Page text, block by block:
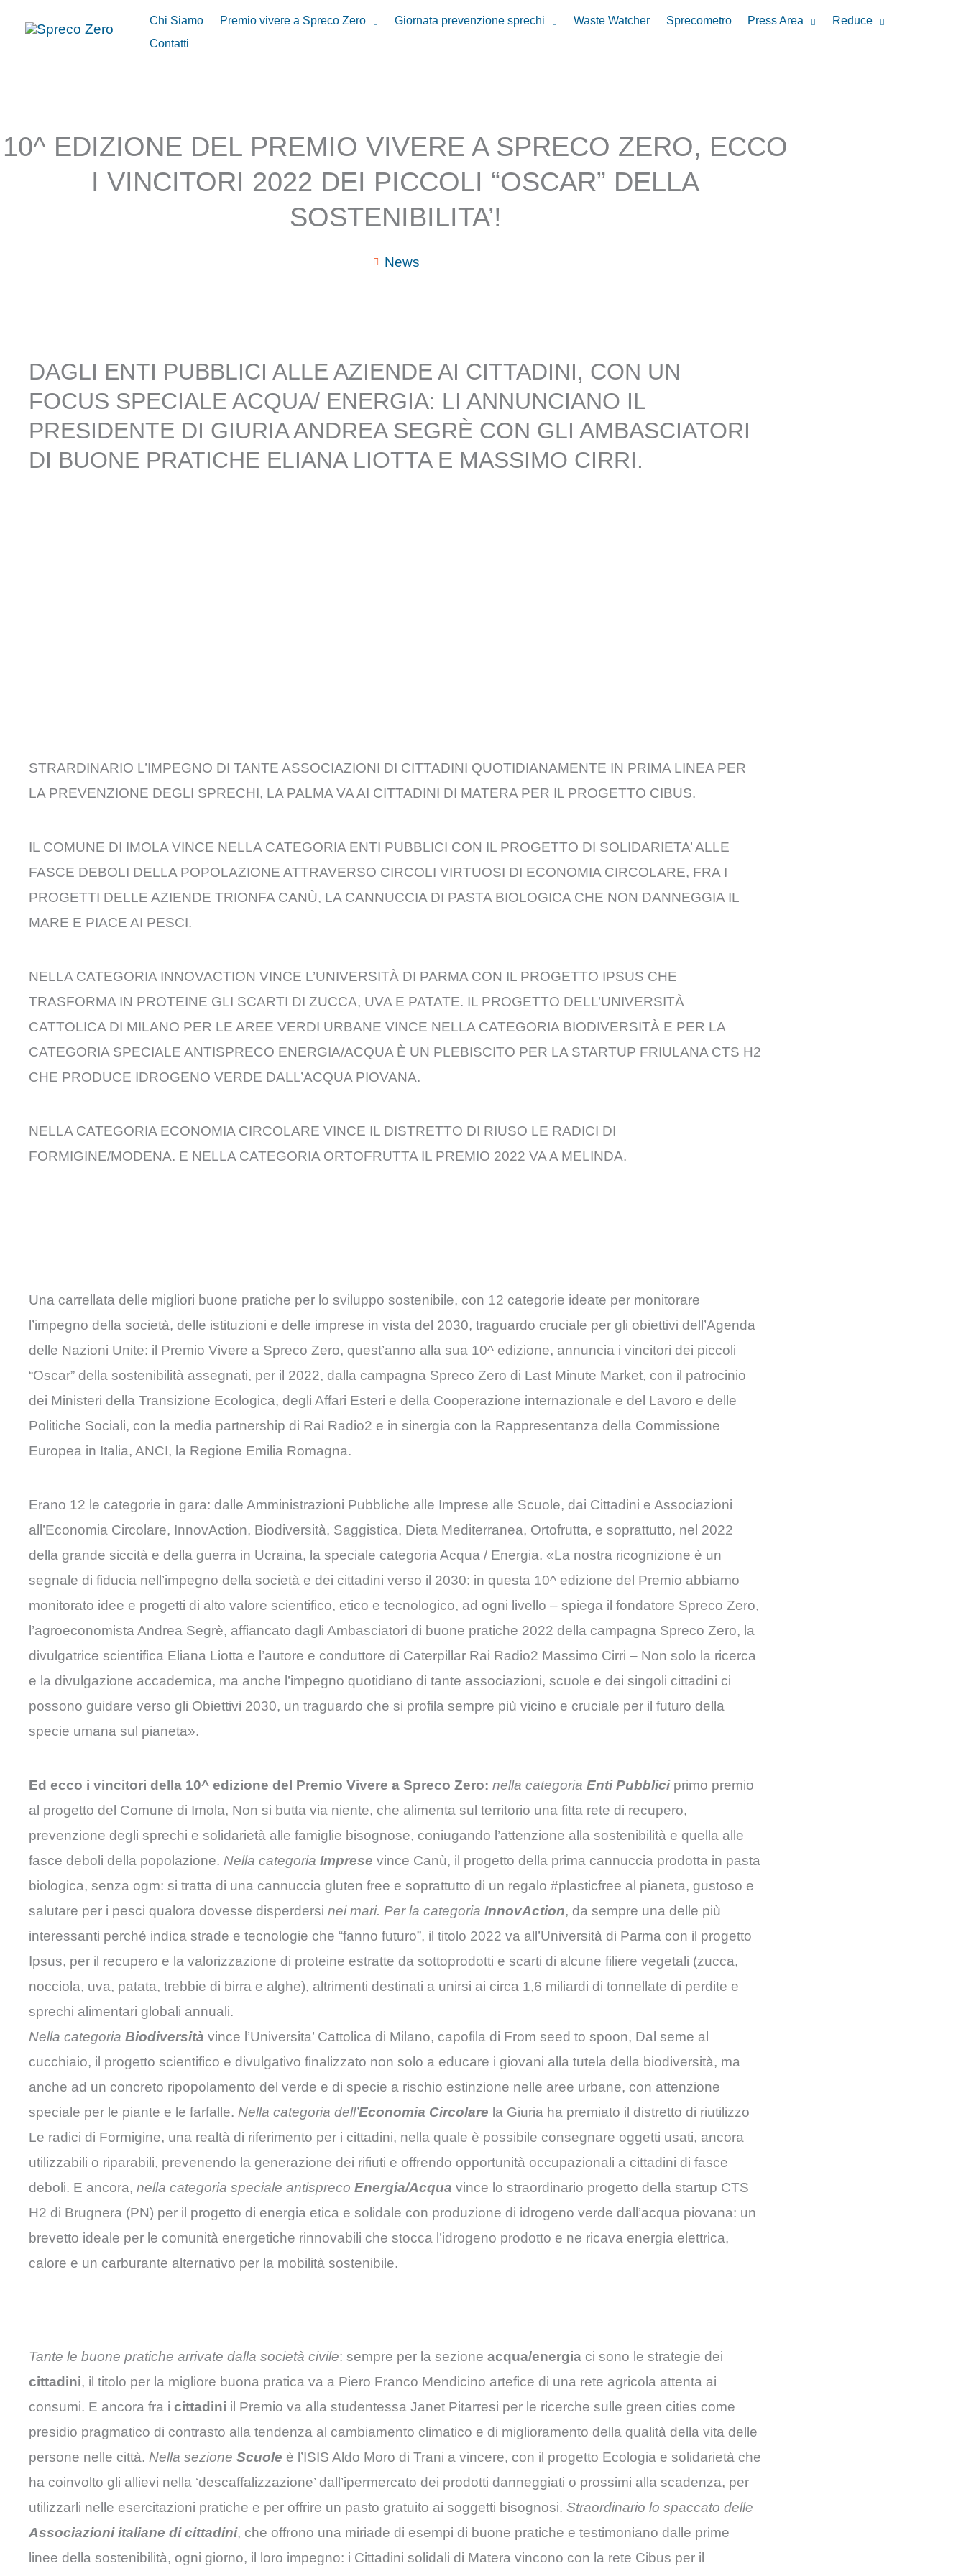
Chi Siamo Premio vivere a Spreco Zero Giornata prevenzione sprechi Waste Watcher Sprecometro Press Area
Reduce
Contatti
10^ EDIZIONE DEL PREMIO VIVERE A SPRECO ZERO, ECCO
I VINCITORI 2022 DEI PICCOLI “OSCAR” DELLA
SOSTENIBILITA’!
News
DAGLI ENTI PUBBLICI ALLE AZIENDE AI CITTADINI, CON UN
FOCUS SPECIALE ACQUA/ ENERGIA: LI ANNUNCIANO IL
PRESIDENTE DI GIURIA ANDREA SEGRÈ CON GLI AMBASCIATORI
DI BUONE PRATICHE ELIANA LIOTTA E MASSIMO CIRRI.
STRARDINARIO L’IMPEGNO DI TANTE ASSOCIAZIONI DI CITTADINI QUOTIDIANAMENTE IN PRIMA LINEA PER
LA PREVENZIONE DEGLI SPRECHI, LA PALMA VA AI CITTADINI DI MATERA PER IL PROGETTO CIBUS.
IL COMUNE DI IMOLA VINCE NELLA CATEGORIA ENTI PUBBLICI CON IL PROGETTO DI SOLIDARIETA’ ALLE
FASCE DEBOLI DELLA POPOLAZIONE ATTRAVERSO CIRCOLI VIRTUOSI DI ECONOMIA CIRCOLARE, FRA I
PROGETTI DELLE AZIENDE TRIONFA CANÙ, LA CANNUCCIA DI PASTA BIOLOGICA CHE NON DANNEGGIA IL
MARE E PIACE AI PESCI.
NELLA CATEGORIA INNOVACTION VINCE L’UNIVERSITÀ DI PARMA CON IL PROGETTO IPSUS CHE
TRASFORMA IN PROTEINE GLI SCARTI DI ZUCCA, UVA E PATATE. IL PROGETTO DELL’UNIVERSITÀ
CATTOLICA DI MILANO PER LE AREE VERDI URBANE VINCE NELLA CATEGORIA BIODIVERSITÀ E PER LA
CATEGORIA SPECIALE ANTISPRECO ENERGIA/ACQUA È UN PLEBISCITO PER LA STARTUP FRIULANA CTS H2
CHE PRODUCE IDROGENO VERDE DALL’ACQUA PIOVANA.
NELLA CATEGORIA ECONOMIA CIRCOLARE VINCE IL DISTRETTO DI RIUSO LE RADICI DI
FORMIGINE/MODENA. E NELLA CATEGORIA ORTOFRUTTA IL PREMIO 2022 VA A MELINDA.
Una carrellata delle migliori buone pratiche per lo sviluppo sostenibile, con 12 categorie ideate per monitorare
l’impegno della società, delle istituzioni e delle imprese in vista del 2030, traguardo cruciale per gli obiettivi dell’Agenda
delle Nazioni Unite: il Premio Vivere a Spreco Zero, quest’anno alla sua 10^ edizione, annuncia i vincitori dei piccoli
“Oscar” della sostenibilità assegnati, per il 2022, dalla campagna Spreco Zero di Last Minute Market, con il patrocinio
dei Ministeri della Transizione Ecologica, degli Affari Esteri e della Cooperazione internazionale e del Lavoro e delle
Politiche Sociali, con la media partnership di Rai Radio2 e in sinergia con la Rappresentanza della Commissione
Europea in Italia, ANCI, la Regione Emilia Romagna.
Erano 12 le categorie in gara: dalle Amministrazioni Pubbliche alle Imprese alle Scuole, dai Cittadini e Associazioni
all’Economia Circolare, InnovAction, Biodiversità, Saggistica, Dieta Mediterranea, Ortofrutta, e soprattutto, nel 2022
della grande siccità e della guerra in Ucraina, la speciale categoria Acqua / Energia. «La nostra ricognizione è un
segnale di fiducia nell’impegno della società e dei cittadini verso il 2030: in questa 10^ edizione del Premio abbiamo
monitorato idee e progetti di alto valore scientifico, etico e tecnologico, ad ogni livello – spiega il fondatore Spreco Zero,
l’agroeconomista Andrea Segrè, affiancato dagli Ambasciatori di buone pratiche 2022 della campagna Spreco Zero, la
divulgatrice scientifica Eliana Liotta e l’autore e conduttore di Caterpillar Rai Radio2 Massimo Cirri – Non solo la ricerca
e la divulgazione accademica, ma anche l’impegno quotidiano di tante associazioni, scuole e dei singoli cittadini ci
possono guidare verso gli Obiettivi 2030, un traguardo che si profila sempre più vicino e cruciale per il futuro della
specie umana sul pianeta».
Ed ecco i vincitori della 10^ edizione del Premio Vivere a Spreco Zero: nella categoria Enti Pubblici primo premio
al progetto del Comune di Imola, Non si butta via niente, che alimenta sul territorio una fitta rete di recupero,
prevenzione degli sprechi e solidarietà alle famiglie bisognose, coniugando l’attenzione alla sostenibilità e quella alle
fasce deboli della popolazione. Nella categoria Imprese vince Canù, il progetto della prima cannuccia prodotta in pasta
biologica, senza ogm: si tratta di una cannuccia gluten free e soprattutto di un regalo #plasticfree al pianeta, gustoso e
salutare per i pesci qualora dovesse disperdersi nei mari. Per la categoria InnovAction, da sempre una delle più
interessanti perché indica strade e tecnologie che “fanno futuro”, il titolo 2022 va all’Università di Parma con il progetto
Ipsus, per il recupero e la valorizzazione di proteine estratte da sottoprodotti e scarti di alcune filiere vegetali (zucca,
nocciola, uva, patata, trebbie di birra e alghe), altrimenti destinati a unirsi ai circa 1,6 miliardi di tonnellate di perdite e
sprechi alimentari globali annuali.
Nella categoria Biodiversità vince l’Universita’ Cattolica di Milano, capofila di From seed to spoon, Dal seme al
cucchiaio, il progetto scientifico e divulgativo finalizzato non solo a educare i giovani alla tutela della biodiversità, ma
anche ad un concreto ripopolamento del verde e di specie a rischio estinzione nelle aree urbane, con attenzione
speciale per le piante e le farfalle. Nella categoria dell’Economia Circolare la Giuria ha premiato il distretto di riutilizzo
Le radici di Formigine, una realtà di riferimento per i cittadini, nella quale è possibile consegnare oggetti usati, ancora
utilizzabili o riparabili, prevenendo la generazione dei rifiuti e offrendo opportunità occupazionali a cittadini di fasce
deboli. E ancora, nella categoria speciale antispreco Energia/Acqua vince lo straordinario progetto della startup CTS
H2 di Brugnera (PN) per il progetto di energia etica e solidale con produzione di idrogeno verde dall’acqua piovana: un
brevetto ideale per le comunità energetiche rinnovabili che stocca l’idrogeno prodotto e ne ricava energia elettrica,
calore e un carburante alternativo per la mobilità sostenibile.
Tante le buone pratiche arrivate dalla società civile: sempre per la sezione acqua/energia ci sono le strategie dei
cittadini, il titolo per la migliore buona pratica va a Piero Franco Mendicino artefice di una rete agricola attenta ai
consumi. E ancora fra i cittadini il Premio va alla studentessa Janet Pitarresi per le ricerche sulle green cities come
presidio pragmatico di contrasto alla tendenza al cambiamento climatico e di miglioramento della qualità della vita delle
persone nelle città. Nella sezione Scuole è l’ISIS Aldo Moro di Trani a vincere, con il progetto Ecologia e solidarietà che
ha coinvolto gli allievi nella ‘descaffalizzazione’ dall’ipermercato dei prodotti danneggiati o prossimi alla scadenza, per
utilizzarli nelle esercitazioni pratiche e per offrire un pasto gratuito ai soggetti bisognosi. Straordinario lo spaccato delle
Associazioni italiane di cittadini, che offrono una miriade di esempi di buone pratiche e testimoniano dalle prime
linee della sostenibilità, ogni giorno, il loro impegno: i Cittadini solidali di Matera vincono con la rete Cibus per il